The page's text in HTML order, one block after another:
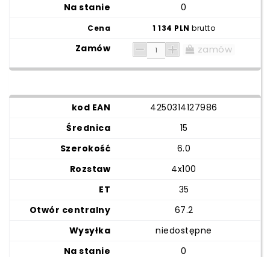
0
1 134 PLNbrutto
zamów
4250314127986
15
6.0
4x100
35
67.2
niedostępne
0